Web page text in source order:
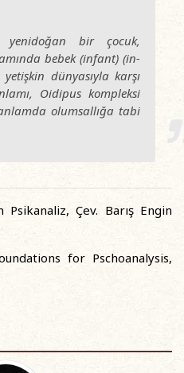
yenidoğan bir çocuk,
bebek (infant) (in-
dünyasıyla karşı
Oidipus kompleksi
olumsallığa tabi
Çev. Barış Engin
for Pschoanalysis,